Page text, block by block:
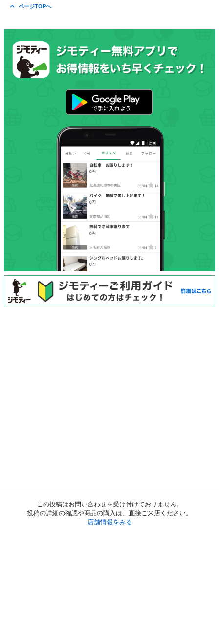
この投稿はお問い合わせを受け付けておりません。
投稿の詳細の確認や商品の購入は、直接ご来店ください。
店舗情報をみる
ページTOPへ